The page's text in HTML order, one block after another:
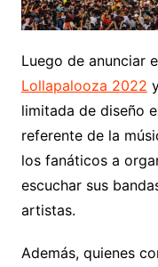
Luego de anunciar
Lollapalooza 2022
limitada de diseño
referente de la
los fanáticos a
escuchar sus
artistas.
Además, quienes